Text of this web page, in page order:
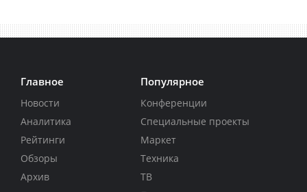
Главное
Новости
Аналитика
Рейтинги
Обзоры
Архив
Популярное
Конференции
Специальные проекты
Маркет
Техника
ТВ